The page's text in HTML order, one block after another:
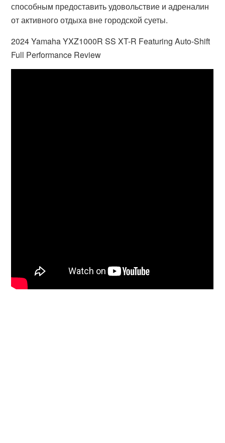
способным предоставить удовольствие и адреналин
от активного отдыха вне городской суеты.
2024 Yamaha YXZ1000R SS XT-R Featuring Auto-Shift
Full Performance Review